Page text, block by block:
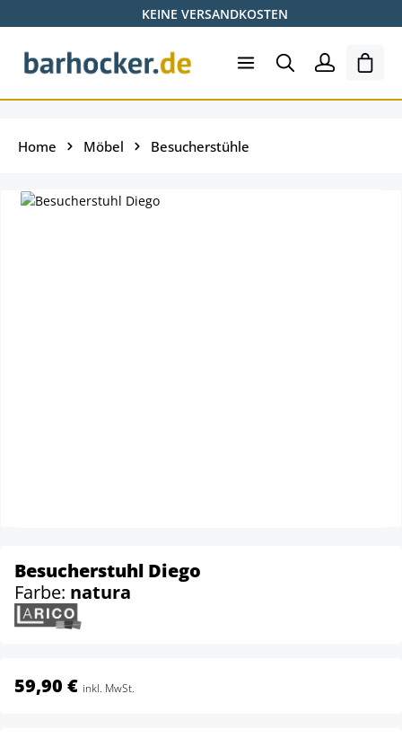
Zum Hauptinhalt springenKEINE VERSANDKOSTEN
Home Möbel Besucherstühle
Besucherstuhl Diego
Farbe: natura
59,90 € inkl. MwSt.